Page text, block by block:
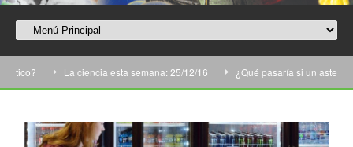
La ciencia esta semana: 25/12/16 ¿Qué pasaría si un asteroide